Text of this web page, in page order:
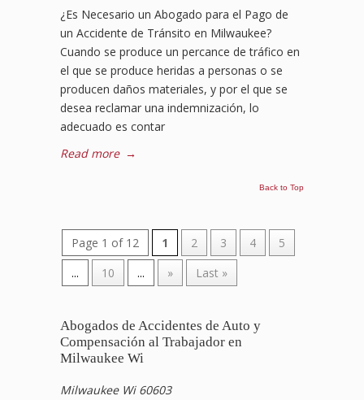
¿Es Necesario un Abogado para el Pago de
un Accidente de Tránsito en Milwaukee?
Cuando se produce un percance de tráfico en
el que se produce heridas a personas o se
producen daños materiales, y por el que se
desea reclamar una indemnización, lo
adecuado es contar
Read more →
Back to Top
Page 1 of 12 1 2 3 4
5
...
10 ... » Last »
Abogados de Accidentes de Auto y
Compensación al Trabajador en
Milwaukee Wi
Milwaukee Wi 60603